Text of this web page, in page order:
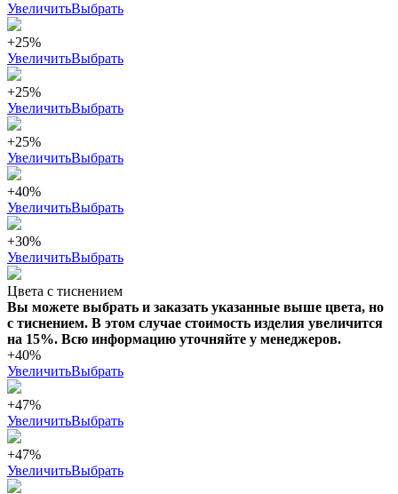
УвеличитьВыбрать
+25%
УвеличитьВыбрать
+25%
УвеличитьВыбрать
+25%
УвеличитьВыбрать
+40%
УвеличитьВыбрать
+30%
УвеличитьВыбрать
Цвета с тиснением
Вы можете выбрать и заказать указанные выше цвета, но
с тиснением. В этом случае стоимость изделия увеличится
на 15%. Всю информацию уточняйте у менеджеров.
+40%
УвеличитьВыбрать
+47%
УвеличитьВыбрать
+47%
УвеличитьВыбрать